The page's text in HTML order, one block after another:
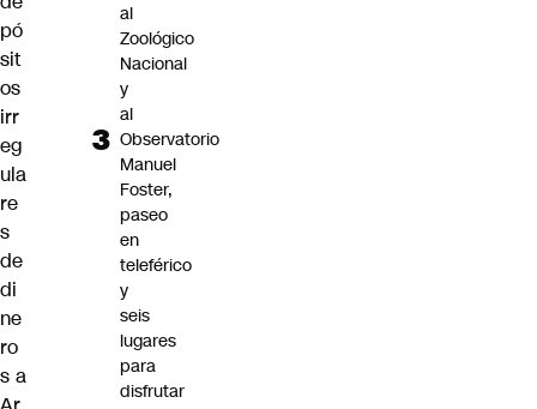
pó
sit
os
irr
eg
ula
re
s
de
di
ne
ro
s a
al
Zoológico
Nacional
y
al
Observatorio
Manuel
Foster,
paseo
en
teleférico
y
seis
lugares
para
disfrutar